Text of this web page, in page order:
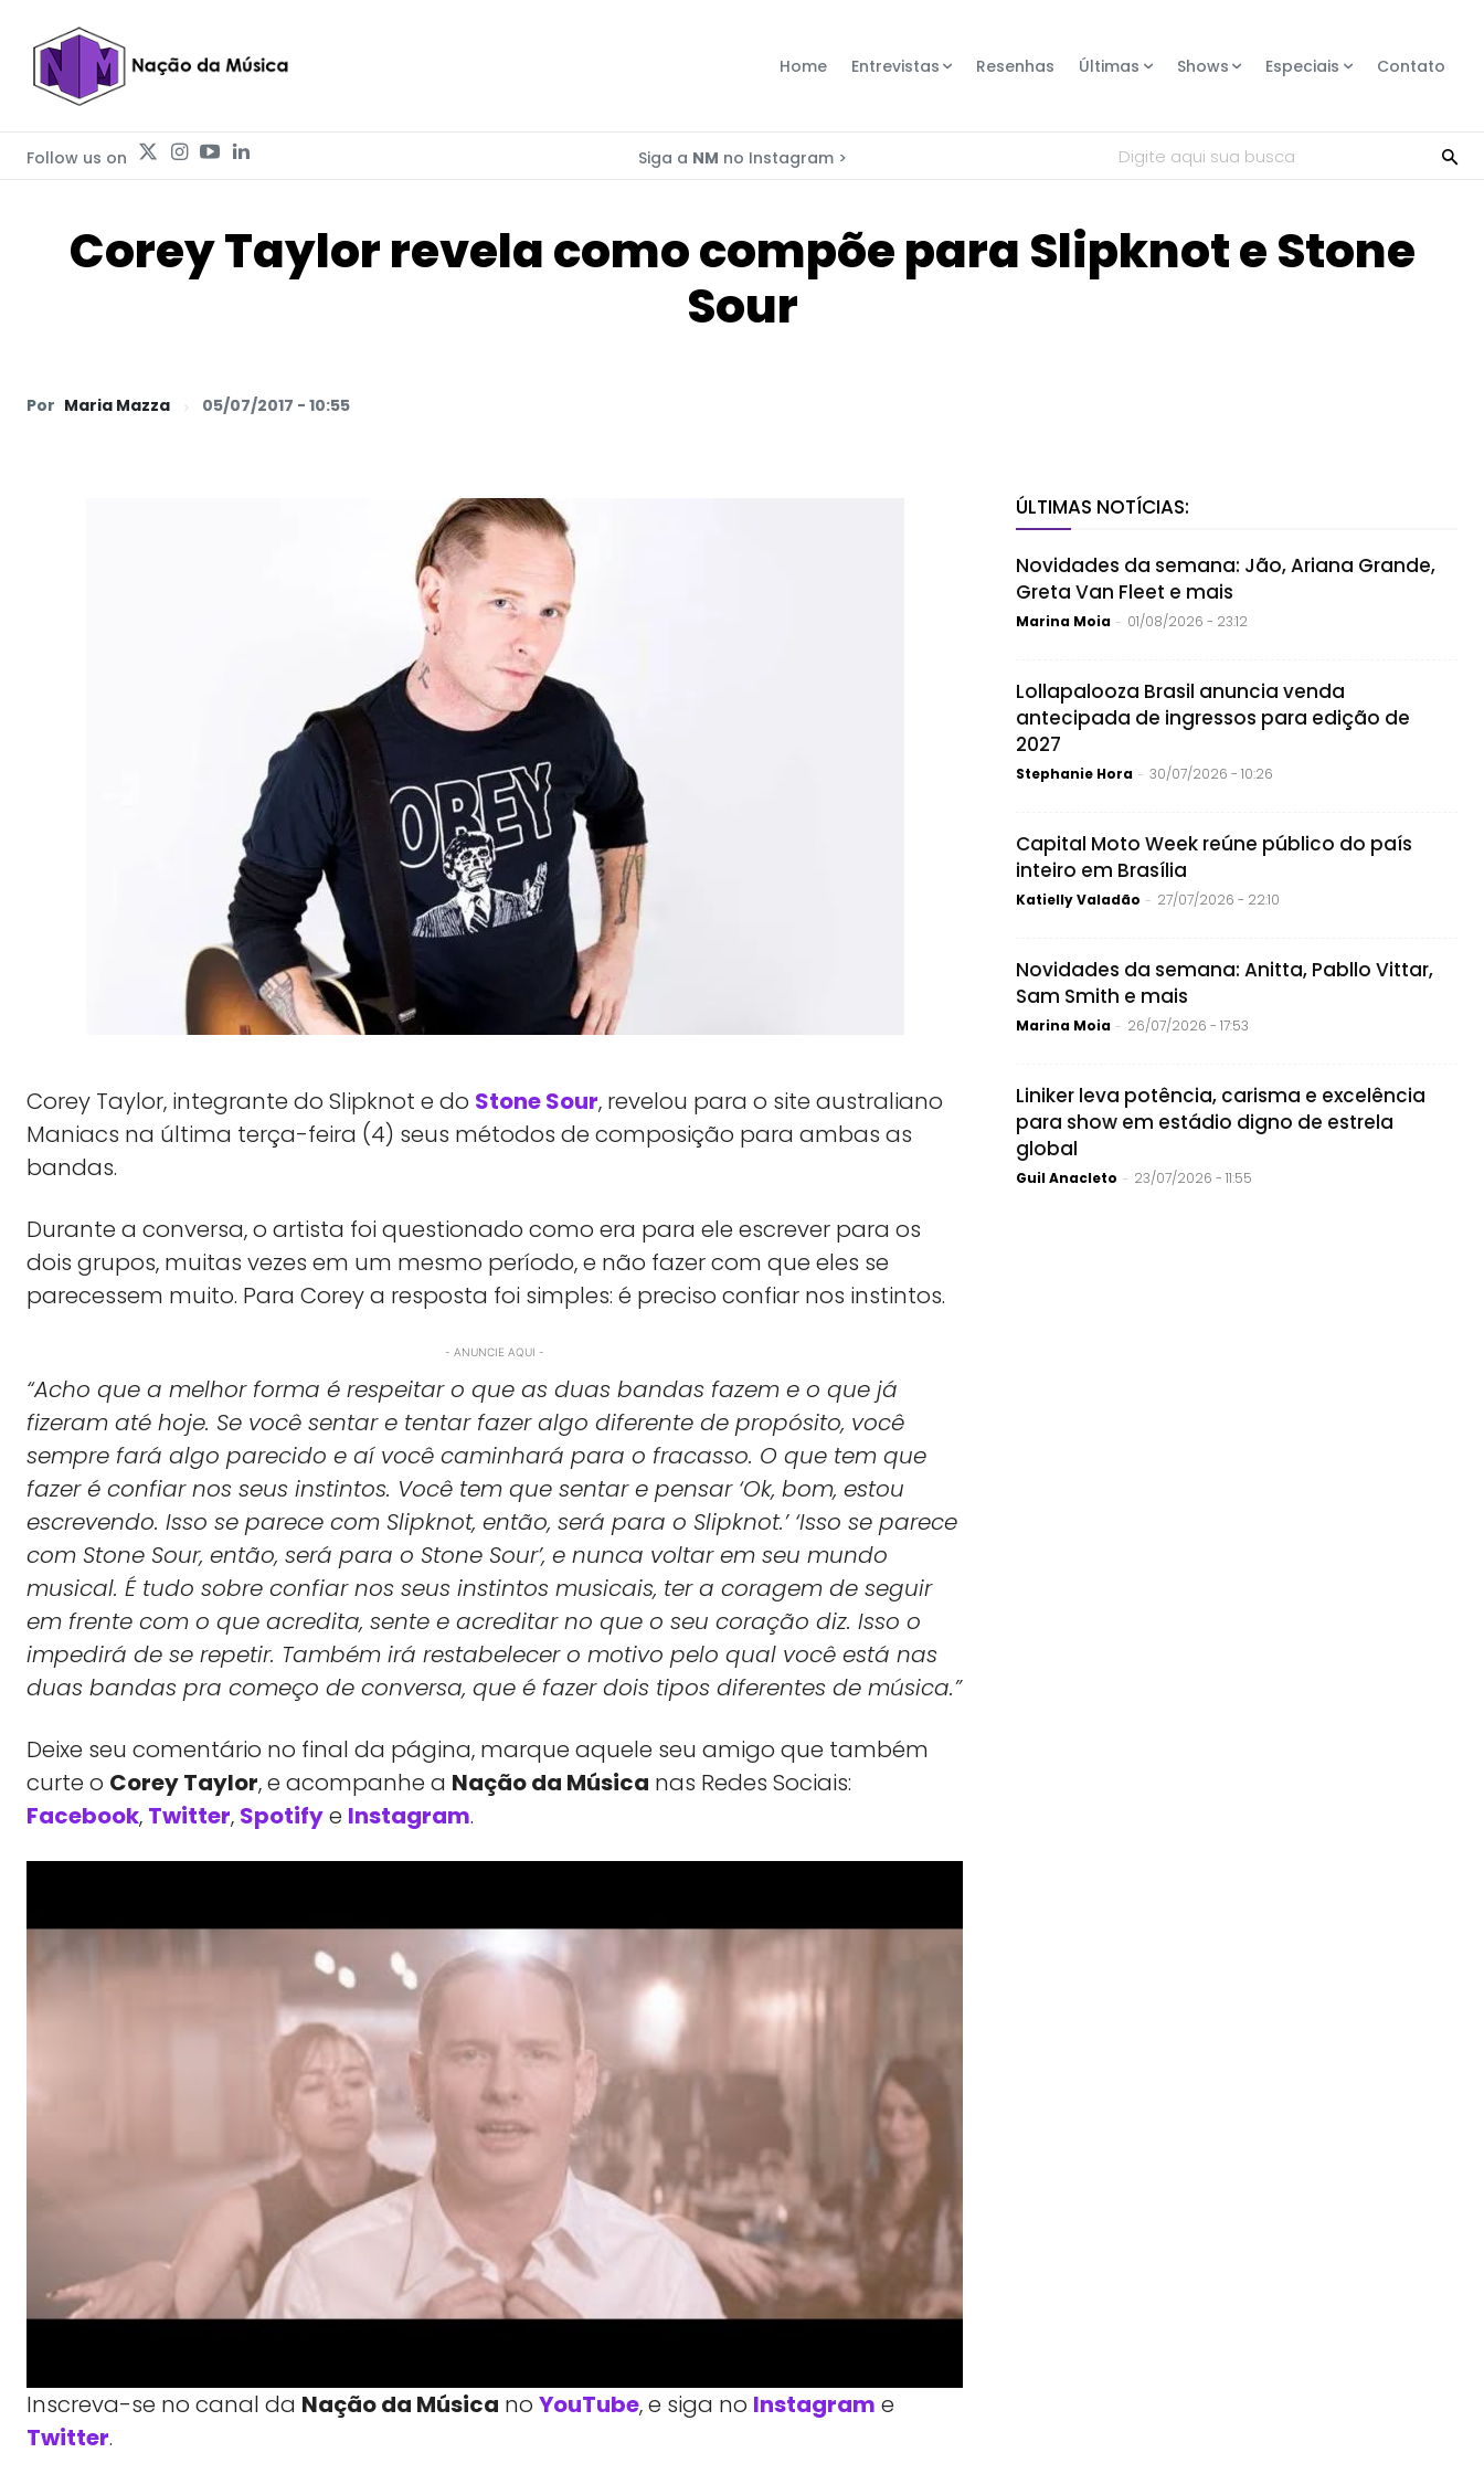
Home Entrevistas Resenhas Últimas Shows Especiais Contato
Follow us on Siga a NM no Instagram > Digite aqui sua busca
Corey Taylor revela como compõe para Slipknot e Stone
Sour
Por Maria Mazza 05/07/2017 - 10:55
Corey Taylor, integrante do Slipknot e do Stone Sour, revelou para o site australiano
Maniacs na última terça-feira (4) seus métodos de composição para ambas as
bandas.
Durante a conversa, o artista foi questionado como era para ele escrever para os
dois grupos, muitas vezes em um mesmo período, e não fazer com que eles se
parecessem muito. Para Corey a resposta foi simples: é preciso confiar nos instintos.
- ANUNCIE AQUI -
“Acho que a melhor forma é respeitar o que as duas bandas fazem e o que já
fizeram até hoje. Se você sentar e tentar fazer algo diferente de propósito, você
sempre fará algo parecido e aí você caminhará para o fracasso. O que tem que
fazer é confiar nos seus instintos. Você tem que sentar e pensar ‘Ok, bom, estou
escrevendo. Isso se parece com Slipknot, então, será para o Slipknot.’ ‘Isso se parece
com Stone Sour, então, será para o Stone Sour’, e nunca voltar em seu mundo
musical. É tudo sobre confiar nos seus instintos musicais, ter a coragem de seguir
em frente com o que acredita, sente e acreditar no que o seu coração diz. Isso o
impedirá de se repetir. Também irá restabelecer o motivo pelo qual você está nas
duas bandas pra começo de conversa, que é fazer dois tipos diferentes de música.”
Deixe seu comentário no final da página, marque aquele seu amigo que também
curte o Corey Taylor, e acompanhe a Nação da Música nas Redes Sociais:
Facebook, Twitter, Spotifye Instagram.
Inscreva-se no canal da Nação da Música no YouTube, e siga no Instagram e
Twitter.
ÚLTIMAS NOTÍCIAS:
Novidades da semana: Jão, Ariana Grande,
Greta Van Fleet e mais
Marina Moia - 01/08/2026 - 23:12
Lollapalooza Brasil anuncia venda
antecipada de ingressos para edição de
2027
Stephanie Hora - 30/07/2026 - 10:26
Capital Moto Week reúne público do país
inteiro em Brasília
Katielly Valadão - 27/07/2026 - 22:10
Novidades da semana: Anitta, Pabllo Vittar,
Sam Smith e mais
Marina Moia - 26/07/2026 - 17:53
Liniker leva potência, carisma e excelência
para show em estádio digno de estrela
global
Guil Anacleto - 23/07/2026 - 11:55